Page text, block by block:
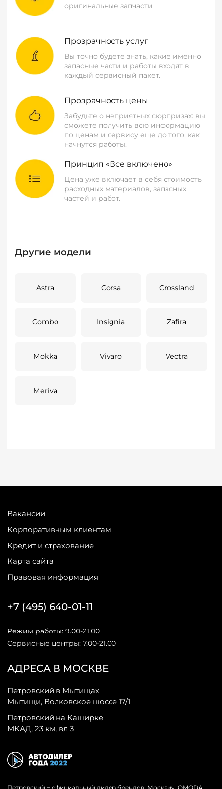
оригинальные запчасти
Прозрачность услуг
Вы точно будете знать, какие именно
запасные части и работы входят в
каждый сервисный пакет.
Прозрачность цены
Забудьте о неприятных сюрпризах: вы
сможете получить всю информацию
по ценам и сервису еще до того, как
начнутся работы.
Принцип «Все включено»
Цена уже включает в себя стоимость
расходных материалов, запасных
частей и работ.
Другие модели
Astra Corsa Crossland
Combo Insignia Zafira
Mokka Vivaro Vectra
Meriva
Вакансии
Корпоративным клиентам
Кредит и страхование
Карта сайта
Правовая информация
АДРЕСА В МОСКВЕ
Петровский в Мытищах
Мытищи, Волковское шоссе 17/1
Петровский на Каширке
МКАД, 23 км, вл 3
+7 (495) 640-01-11
Режим работы: 9.00-21.00
Сервисные центры: 7.00-21.00
Петровский − официальный дилер брендов: Москвич, OMODA,